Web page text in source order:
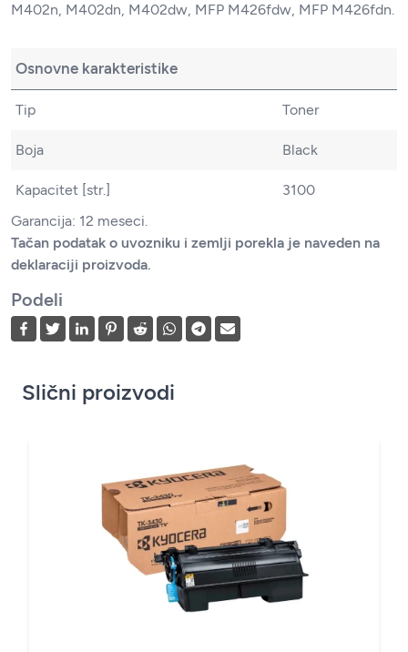
M402n, M402dn, M402dw, MFP M426fdw, MFP M426fdn.
Osnovne karakteristike
Tip Toner
Boja Black
Kapacitet [str.]
3100
Garancija: 12 meseci.
Tačan podatak o uvozniku i zemlji porekla je naveden na
deklaraciji proizvoda.
Podeli
Slični proizvodi